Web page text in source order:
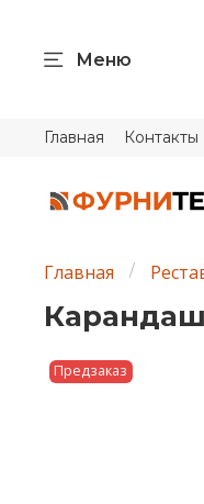
Меню
Главная Контакты
Главная
Предзаказ